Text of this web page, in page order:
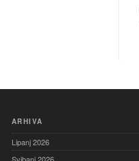
ARHIVA
Lipanj 2026